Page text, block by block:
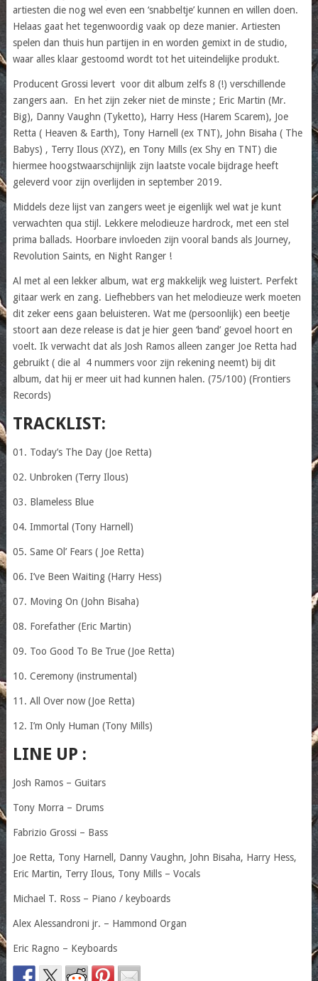
artiesten die nog wel even een ‘snabbeltje’ kunnen en willen doen.
Helaas gaat het tegenwoordig vaak op deze manier. Artiesten
spelen dan thuis hun partijen in en worden gemixt in de studio,
waar alles klaar gestoomd wordt tot het uiteindelijke produkt.
Producent Grossi levert voor dit album zelfs 8 (!) verschillende
zangers aan. En het zijn zeker niet de minste ; Eric Martin (Mr.
Big), Danny Vaughn (Tyketto), Harry Hess (Harem Scarem), Joe
Retta ( Heaven & Earth), Tony Harnell (ex TNT), John Bisaha ( The
Babys) , Terry Ilous (XYZ), en Tony Mills (ex Shy en TNT) die
hiermee hoogstwaarschijnlijk zijn laatste vocale bijdrage heeft
geleverd voor zijn overlijden in september 2019.
Middels deze lijst van zangers weet je eigenlijk wel wat je kunt
verwachten qua stijl. Lekkere melodieuze hardrock, met een stel
prima ballads. Hoorbare invloeden zijn vooral bands als Journey,
Revolution Saints, en Night Ranger !
Al met al een lekker album, wat erg makkelijk weg luistert. Perfekt
gitaar werk en zang. Liefhebbers van het melodieuze werk moeten
dit zeker eens gaan beluisteren. Wat me (persoonlijk) een beetje
stoort aan deze release is dat je hier geen ‘band’ gevoel hoort en
voelt. Ik verwacht dat als Josh Ramos alleen zanger Joe Retta had
gebruikt ( die al 4 nummers voor zijn rekening neemt) bij dit
album, dat hij er meer uit had kunnen halen. (75/100) (Frontiers
Records)
TRACKLIST:
01. Today’s The Day (Joe Retta)
02. Unbroken (Terry Ilous)
03. Blameless Blue
04. Immortal (Tony Harnell)
05. Same Ol’ Fears ( Joe Retta)
06. I’ve Been Waiting (Harry Hess)
07. Moving On (John Bisaha)
08. Forefather (Eric Martin)
09. Too Good To Be True (Joe Retta)
10. Ceremony (instrumental)
11. All Over now (Joe Retta)
12. I’m Only Human (Tony Mills)
LINE UP :
Josh Ramos – Guitars
Tony Morra – Drums
Fabrizio Grossi – Bass
Joe Retta, Tony Harnell, Danny Vaughn, John Bisaha, Harry Hess,
Eric Martin, Terry Ilous, Tony Mills – Vocals
Michael T. Ross – Piano / keyboards
Alex Alessandroni jr. – Hammond Organ
Eric Ragno – Keyboards